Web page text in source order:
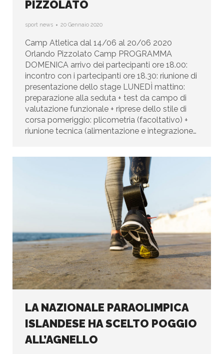
PIZZOLATO
sport news 20 Gennaio 2020
Camp Atletica dal 14/06 al 20/06 2020
Orlando Pizzolato Camp PROGRAMMA
DOMENICA arrivo dei partecipanti ore 18.00:
incontro con i partecipanti ore 18.30: riunione di
presentazione dello stage LUNEDÌ mattino:
preparazione alla seduta + test da campo di
valutazione funzionale + riprese dello stile di
corsa pomeriggio: plicometria (facoltativo) +
riunione tecnica (alimentazione e integrazione…
LA NAZIONALE PARAOLIMPICA
ISLANDESE HA SCELTO POGGIO
ALL’AGNELLO